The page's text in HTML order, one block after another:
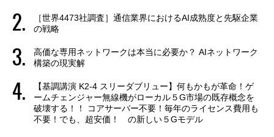
［世界4473社調査］通信業界におけるAI成熟度と先駆企業
の戦略
高価な専用ネットワークは本当に必要か？ AIネットワーク
構築の現実解
【基調講演 K2-4 スリーダブリュー】何もかもが革命！ゲ
ームチェンジャー無線機がローカル５G市場の既存概念を
破壊する！！ コアサーバー不要！毎年のライセンス費用も
不要！でも、超安価！ の新しい５Gモデル